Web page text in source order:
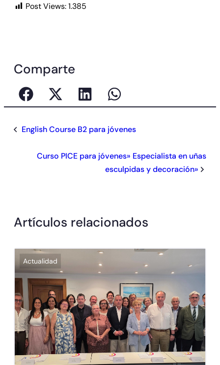
Post Views:1.385
Comparte
English Course B2 para jóvenes
Curso PICE para jóvenes» Especialista en uñas
esculpidas y decoración»
Artículos relacionados
Actualidad